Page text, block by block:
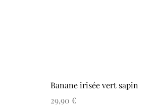
Banane irisée vert sapin
Prix
29,90 €